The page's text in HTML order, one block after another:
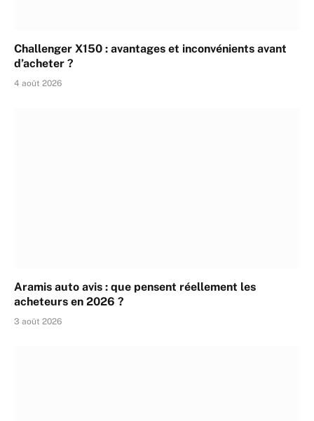
Challenger X150 : avantages et inconvénients avant
d’acheter ?
4 août 2026
Aramis auto avis : que pensent réellement les
acheteurs en 2026 ?
3 août 2026